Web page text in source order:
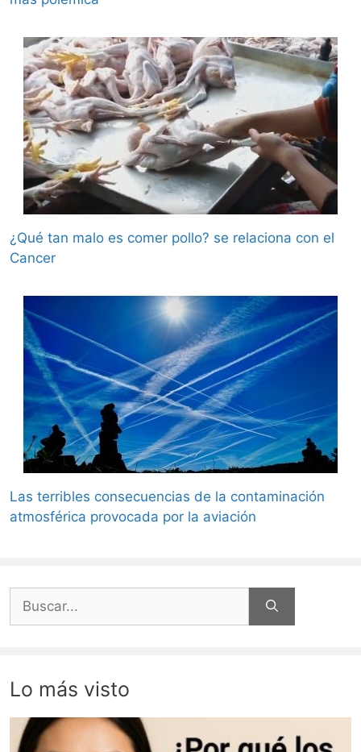
¿Qué tan malo es comer pollo? se relaciona con el
Cancer
Las terribles consecuencias de la contaminación
atmosférica provocada por la aviación
Lo más visto